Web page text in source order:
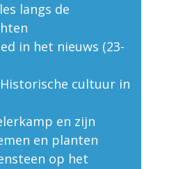
langs de
in het nieuws (23-
Historische cultuur in
en zijn
en planten
op het